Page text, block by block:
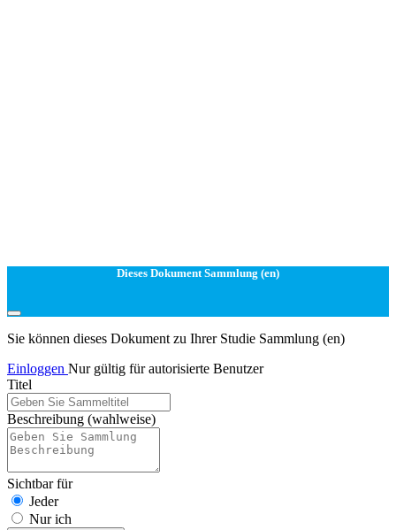
Dieses Dokument Sammlung (en)
Sie können dieses Dokument zu Ihrer Studie Sammlung (en)
Einloggen Nur gültig für autorisierte Benutzer
Titel
Beschreibung (wahlweise)
Sichtbar für
Jeder
Nur ich